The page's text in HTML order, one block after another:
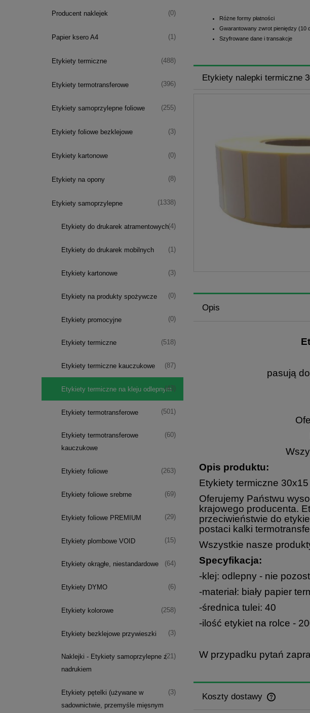
Producent naklejek (0)
Papier ksero A4 (1)
Etykiety termiczne (488)
Etykiety termotransferowe (396)
Etykiety samoprzylepne foliowe (255)
Etykiety foliowe bezklejowe (3)
Etykiety kartonowe (0)
Etykiety na opony (8)
Etykiety samoprzylepne (1338)
Etykiety do drukarek atramentowych(4)
Etykiety do drukarek mobilnych (1)
Etykiety kartonowe (3)
Etykiety na produkty spożywcze (0)
Etykiety promocyjne (0)
Etykiety termiczne (518)
Etykiety termiczne kauczukowe (87)
Etykiety termiczne na kleju odlepnym
(43)
Etykiety termotransferowe (501)
Etykiety termotransferowe
kauczukowe
(60)
Etykiety foliowe (263)
Etykiety foliowe srebrne (69)
Etykiety foliowe PREMIUM (29)
Etykiety plombowe VOID (15)
Etykiety okrągłe, niestandardowe (64)
Etykiety DYMO (6)
Etykiety kolorowe (258)
Etykiety bezklejowe przywieszki (3)
Naklejki - Etykiety samoprzylepne z
nadrukiem
(21)
Etykiety pętelki (używane w
sadownictwie, przemyśle mięsnym
(3)
Różne formy płatności
Gwarantowany zwrot pieniędzy (10
Szyfrowane dane i transakcje
Etykiety nalepki termiczne
Opis
pasują
Opis produktu:
Etykiety termiczne
Oferujemy Państwu
krajowego producenta.
przeciwieństwie do
postaci kalki
Wszystkie nasze
Specyfikacja:
-klej: odlepny - nie
-materiał: biały papier
-średnica tulei: 40
-ilość etykiet na rolce -
W przypadku pytań
Koszty dostawy